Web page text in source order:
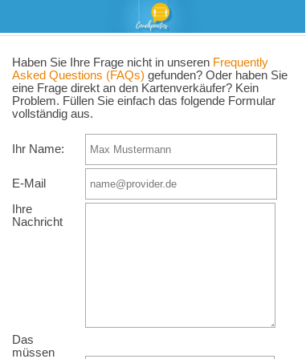
Haben Sie Ihre Frage nicht in unseren Frequently
Asked Questions (FAQs) gefunden? Oder haben Sie
eine Frage direkt an den Kartenverkäufer? Kein
Problem. Füllen Sie einfach das folgende Formular
vollständig aus.
Ihr Name:
E-Mail
Ihre
Nachricht
Das
müssen